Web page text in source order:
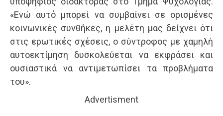
«Ενώ αυτό μπορεί να συμβαίνει σε ορισμένες
κοινωνικές συνθήκες, η μελέτη μας δείχνει ότι
στις ερωτικές σχέσεις, ο σύντροφος με χαμηλή
αυτοεκτίμηση δυσκολεύεται να εκφράσει και
ουσιαστικά να αντιμετωπίσει τα προβλήματα
του».
Advertisment